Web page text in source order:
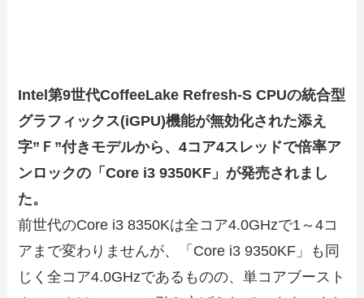
Intel第9世代CoffeeLake Refresh-S CPUの統合型
グラフィックス(iGPU)機能が無効化された添え
字”Ｆ”付きモデルから、4コア4スレッドで倍率ア
ンロックの「Core i3 9350KF」が発売されまし
た。
前世代のCore i3 8350Kは全コア4.0GHzで1～4コ
アまで変わりませんが、「Core i3 9350KF」も同
じく全コア4.0GHzであるものの、単コアブースト